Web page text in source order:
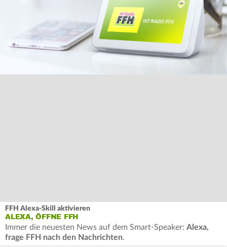
FFH Alexa-Skill aktivieren
ALEXA, ÖFFNE FFH
Immer die neuesten News auf dem Smart-Speaker: Alexa,
frage FFH nach den Nachrichten.